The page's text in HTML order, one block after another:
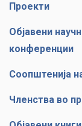
Проекти
Објавени
конференции
Соопштенија
Членства во